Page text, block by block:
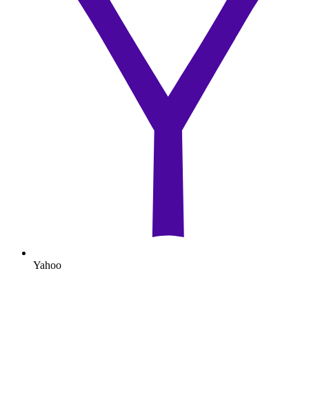
Yahoo